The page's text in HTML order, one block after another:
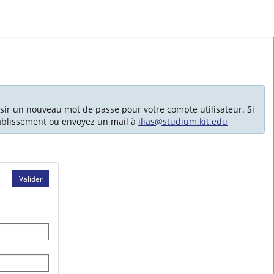
un nouveau mot de passe pour votre compte utilisateur. Si
ou envoyez un mail à ilias@studium.kit.edu
Valider